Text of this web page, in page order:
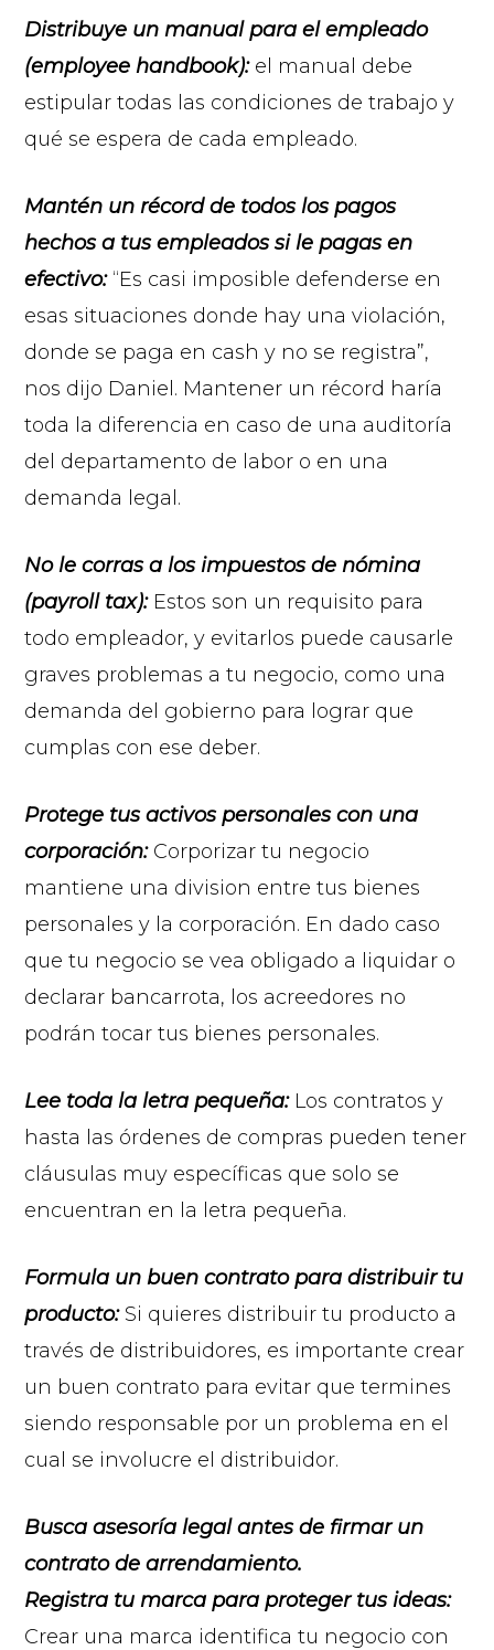
Distribuye un manual para el empleado
(employee handbook):el manual debe
estipular todas las condiciones de trabajo y
qué se espera de cada empleado.
Mantén un récord de todos los pagos
hechos a tus empleados si le pagas en
efectivo:“Es casi imposible defenderse en
esas situaciones donde hay una violación,
donde se paga en cash y no se registra”,
nos dijo Daniel. Mantener un récord haría
toda la diferencia en caso de una auditoría
del departamento de labor o en una
demanda legal.
No le corras a los impuestos de nómina
(payroll tax):Estos son un requisito para
todo empleador, y evitarlos puede causarle
graves problemas a tu negocio, como una
demanda del gobierno para lograr que
cumplas con ese deber.
Protege tus activos personales con una
corporación: Corporizar tu negocio
mantiene una division entre tus bienes
personales y la corporación. En dado caso
que tu negocio se vea obligado a liquidar o
declarar bancarrota, los acreedores no
podrán tocar tus bienes personales.
Lee toda la letra pequeña: Los contratos y
hasta las órdenes de compras pueden tener
cláusulas muy específicas que solo se
encuentran en la letra pequeña.
Formula un buen contrato para distribuir tu
producto: Si quieres distribuir tu producto a
través de distribuidores, es importante crear
un buen contrato para evitar que termines
siendo responsable por un problema en el
cual se involucre el distribuidor.
Busca asesoría legal antes de firmar un
contrato de arrendamiento.
Registra tu marca para proteger tus ideas:
Crear una marca identifica tu negocio con